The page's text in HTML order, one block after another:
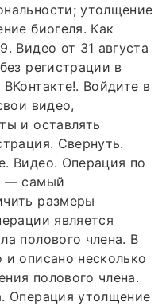
утолщение
биогеля. Как
Видео от 31 августа
регистрации в
Войдите в
видео,
и оставлять
Свернуть.
Видео. Операция по
— самый
размеры
является
полового члена. В
описано несколько
полового члена.
Операция утолщение